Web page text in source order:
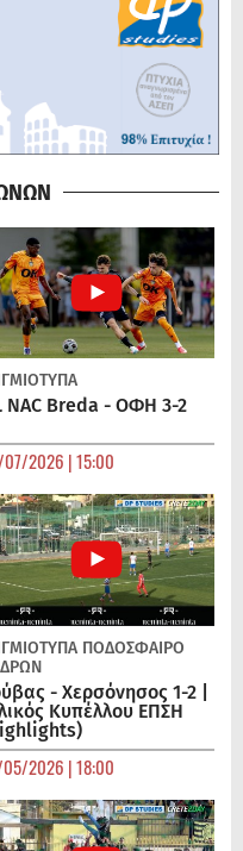
NAC Breda - ΟΦΗ 3-2
2026 | 15:00
ΠΟΔΌΣΦΑΙΡΟ
- Χερσόνησος 1-2 |
Κυπέλλου ΕΠΣΗ
2026 | 18:00